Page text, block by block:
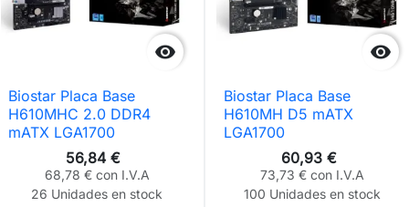

Biostar Placa Base
H610MHC 2.0 DDR4
mATX LGA1700
56,84 €
68,78 € con I.V.A
26 Unidades en stock

Biostar Placa Base
H610MH D5 mATX
LGA1700
60,93 €
73,73 € con I.V.A
100 Unidades en stock